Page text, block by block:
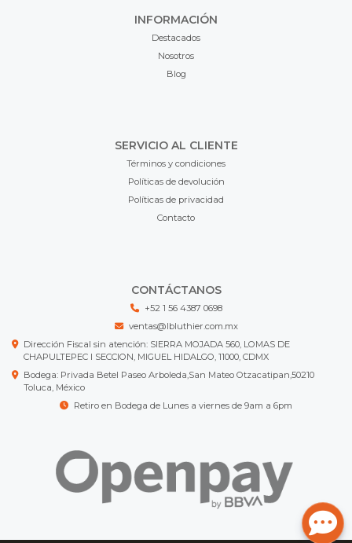
INFORMACIÓN
Destacados
Nosotros
Blog
SERVICIO AL CLIENTE
Términos y condiciones
Políticas de devolución
Políticas de privacidad
Contacto
CONTÁCTANOS
+52 1 56 4387 0698
ventas@lbluthier.com.mx
Dirección Fiscal sin atención: SIERRA MOJADA 560, LOMAS DE
CHAPULTEPEC I SECCION, MIGUEL HIDALGO, 11000, CDMX
Bodega: Privada Betel Paseo Arboleda,San Mateo Otzacatipan,50210
Toluca, México
Retiro en Bodega de Lunes a viernes de 9am a 6pm